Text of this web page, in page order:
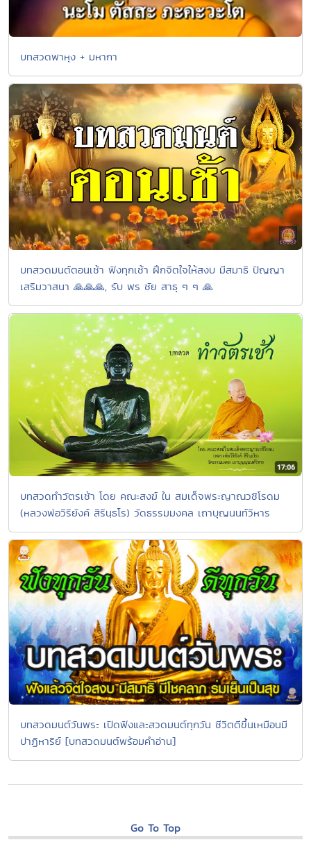
บทสวดพาหุง + มหากา
บทสวดมนต์ตอนเช้า ฟังทุกเช้า ฝึกจิตใจให้สงบ มีสมาธิ ปัญญา
เสริมวาสนา 🙏🙏🙏, รับ พร ชัย สาธุ ๆ ๆ 🙏
บทสวดทำวัตรเช้า โดย คณะสงฆ์ ใน สมเด็จพระญาณวชิโรดม
(หลวงพ่อวิริยังค์ สิรินฺธโร) วัดธรรมมงคล เถาบุญนนท์วิหาร
บทสวดมนต์วันพระ เปิดฟังและสวดมนต์ทุกวัน ชีวิตดีขึ้นเหมือนมี
ปาฏิหาริย์ [บทสวดมนต์พร้อมคำอ่าน]
Go To Top